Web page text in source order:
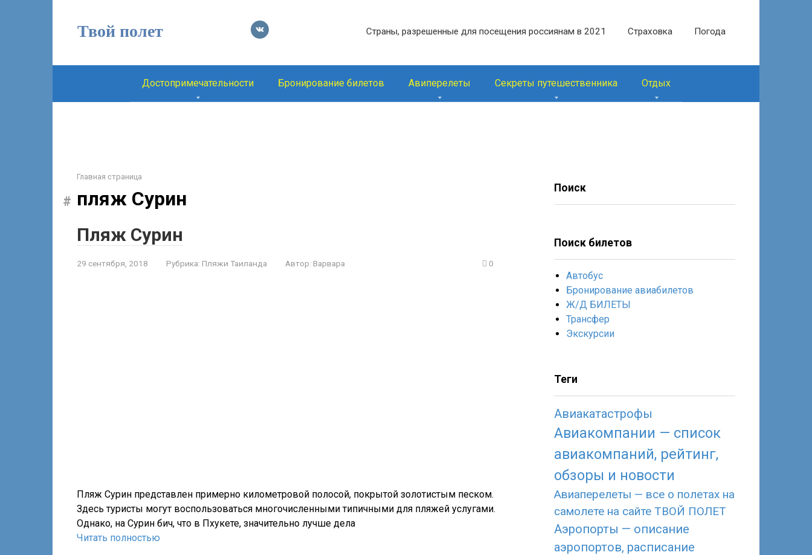
Твой полет Страны, разрешенные для посещения россиянам в 2021 Страховка Погода
Достопримечательности Бронирование билетов Авиперелеты Секреты путешественника Отдых
Главная страница
пляж Сурин
Пляж Сурин
29 сентября, 2018 Рубрика: Пляжи Таиланда Автор: Варвара 0
Пляж Сурин представлен примерно километровой полосой, покрытой золотистым песком.
Здесь туристы могут воспользоваться многочисленными типичными для пляжей услугами.
Однако, на Сурин бич, что в Пхукете, значительно лучше дела
Читать полностью
Поиск
Поиск билетов
Автобус
Бронирование авиабилетов
Ж/Д БИЛЕТЫ
Трансфер
Экскурсии
Теги
Авиакатастрофы
Авиакомпании — список
авиакомпаний, рейтинг,
обзоры и новости
Авиаперелеты — все о полетах на
самолете на сайте ТВОЙ ПОЛЕТ
Аэропорты — описание
аэропортов, расписание